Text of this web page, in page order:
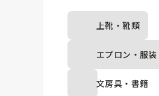
上靴・靴類
エプロン・服装
文房具・書籍